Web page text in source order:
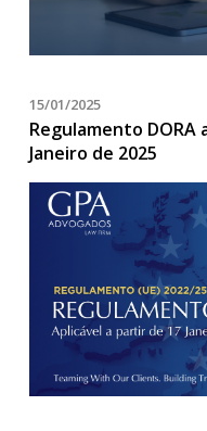
15/01/2025
Regulamento DORA
Janeiro de 2025